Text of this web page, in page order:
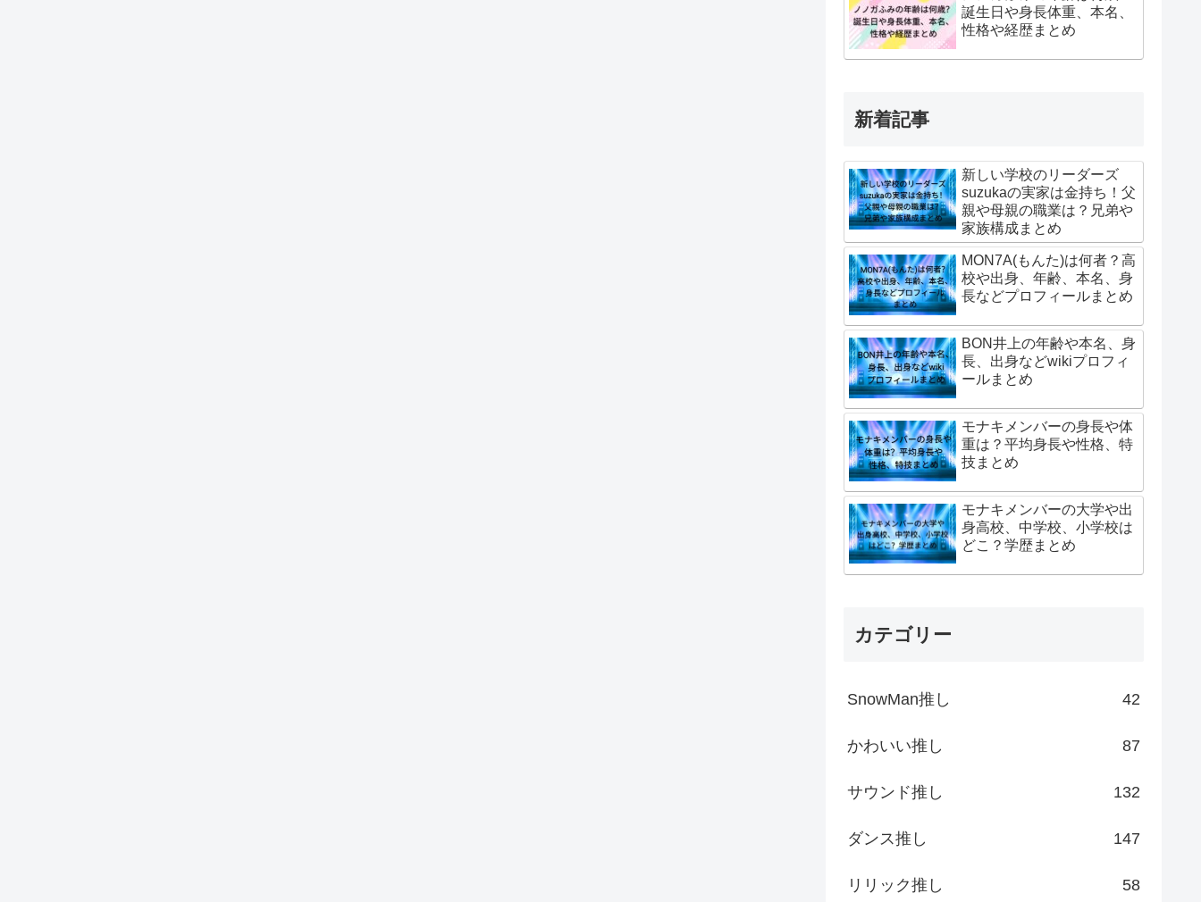
誕生日や身長体重、本名、
性格や経歴まとめ
新着記事
新しい学校のリーダーズ
suzukaの実家は金持ち！父
親や母親の職業は？兄弟や
家族構成まとめ
MON7A(もんた)は何者？高
校や出身、年齢、本名、身
長などプロフィールまとめ
BON井上の年齢や本名、身
長、出身などwikiプロフィ
ールまとめ
モナキメンバーの身長や体
重は？平均身長や性格、特
技まとめ
モナキメンバーの大学や出
身高校、中学校、小学校は
どこ？学歴まとめ
カテゴリー
SnowMan推し 42
かわいい推し 87
サウンド推し 132
ダンス推し 147
リリック推し 58